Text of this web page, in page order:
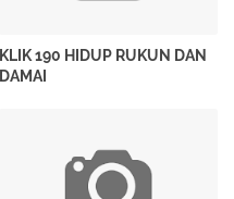
KLIK 190 HIDUP RUKUN DAN
DAMAI